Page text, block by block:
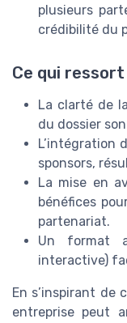
plusieurs
crédibilité du
Ce qui
La clarté de
du dossier
L’intégration
sponsors,
La mise en
bénéfices
partenariat.
Un format
interactive)
En s’inspirant de
entreprise peut